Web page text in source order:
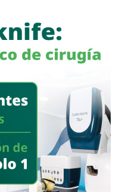
proceso de
en una situación de
las condiciones legales
con lo que las leyes
los operadores en estado